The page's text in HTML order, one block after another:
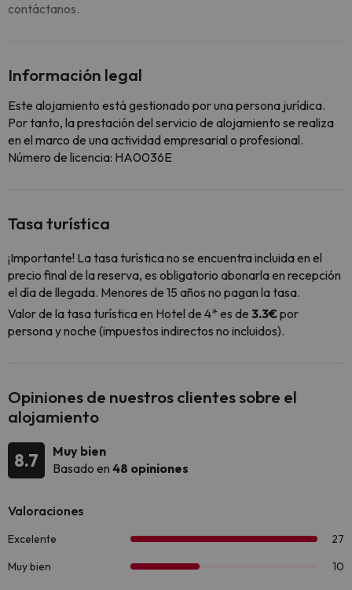
contáctanos.
Información legal
Este alojamiento está gestionado por una persona jurídica.
Por tanto, la prestación del servicio de alojamiento se realiza
en el marco de una actividad empresarial o profesional.
Número de licencia: HA0036E
Tasa turística
¡Importante! La tasa turística no se encuentra incluida en el
precio final de la reserva, es obligatorio abonarla en recepción
el día de llegada. Menores de 15 años no pagan la tasa.
Valor de la tasa turística en Hotel de 4* es de 3.3€por
persona y noche (impuestos indirectos no incluidos).
Opiniones de nuestros clientes sobre el
alojamiento
8.7
Muy bien
Basado en 48 opiniones